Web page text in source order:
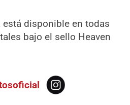
está disponible en todas
bajo el sello Heaven